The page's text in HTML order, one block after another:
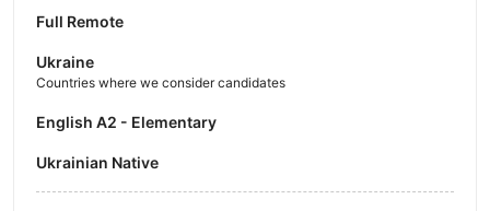
Full Remote
Ukraine
Countries where we consider candidates
English A2 - Elementary
Ukrainian Native